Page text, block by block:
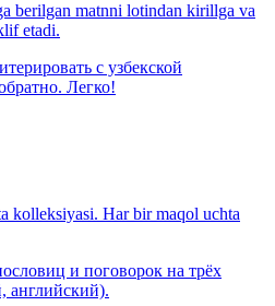
berilgan matnni lotindan kirillga va
etadi.
с узбекской
Легко!
kolleksiyasi. Har bir maqol uchta
и поговорок на трёх
английский).